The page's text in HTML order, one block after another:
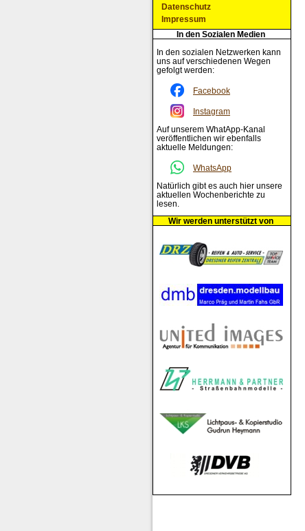
Datenschutz
Impressum
In den Sozialen Medien
In den sozialen Netzwerken kann
uns auf verschiedenen Wegen
gefolgt werden:
Facebook
Instagram
Auf unserem WhatApp-Kanal
veröffentlichen wir ebenfalls
aktuelle Meldungen:
WhatsApp
Natürlich gibt es auch hier unsere
aktuellen Wochenberichte zu
lesen.
Wir werden unterstützt von